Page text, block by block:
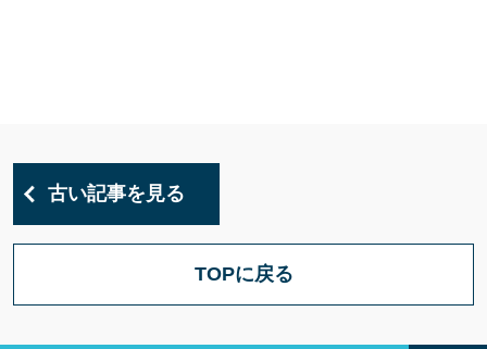
古い記事を見る
TOPに戻る